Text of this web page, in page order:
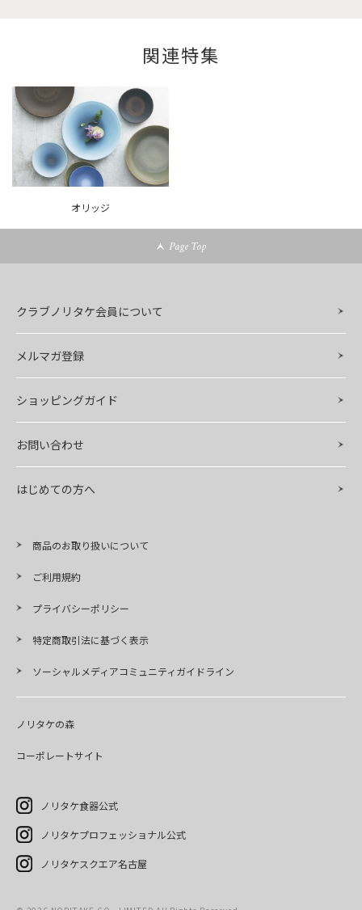
関連特集
オリッジ
Page Top
クラブノリタケ会員について
メルマガ登録
ショッピングガイド
お問い合わせ
はじめての方へ
商品のお取り扱いについて
ご利用規約
プライバシーポリシー
特定商取引法に基づく表示
ソーシャルメディアコミュニティガイドライン
ノリタケの森
コーポレートサイト
ノリタケ食器公式
ノリタケプロフェッショナル公式
ノリタケスクエア名古屋